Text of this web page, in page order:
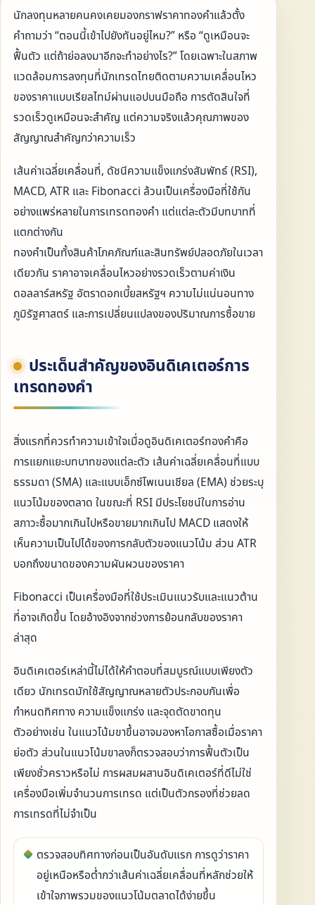
นักลงทุนหลายคนคงเคยมองกราฟราคาทองคำแล้วตั้ง
คำถามว่า “ตอนนี้เข้าไปยังทันอยู่ไหม?” หรือ “ดูเหมือนจะ
ฟื้นตัว แต่ถ้าย่อลงมาอีกจะทำอย่างไร?” โดยเฉพาะในสภาพ
แวดล้อมการลงทุนที่นักเทรดไทยติดตามความเคลื่อนไหว
ของราคาแบบเรียลไทม์ผ่านแอปบนมือถือ การตัดสินใจที่
รวดเร็วดูเหมือนจะสำคัญ แต่ความจริงแล้วคุณภาพของ
สัญญาณสำคัญกว่าความเร็ว
เส้นค่าเฉลี่ยเคลื่อนที่, ดัชนีความแข็งแกร่งสัมพัทธ์ (RSI),
MACD, ATR และ Fibonacci ล้วนเป็นเครื่องมือที่ใช้กัน
อย่างแพร่หลายในการเทรดทองคำ แต่แต่ละตัวมีบทบาทที่
แตกต่างกัน
ทองคำเป็นทั้งสินค้าโภคภัณฑ์และสินทรัพย์ปลอดภัยในเวลา
เดียวกัน ราคาอาจเคลื่อนไหวอย่างรวดเร็วตามค่าเงิน
ดอลลาร์สหรัฐ อัตราดอกเบี้ยสหรัฐฯ ความไม่แน่นอนทาง
ภูมิรัฐศาสตร์ และการเปลี่ยนแปลงของปริมาณการซื้อขาย
ประเด็นสำคัญของอินดิเคเตอร์การ
เทรดทองคำ
สิ่งแรกที่ควรทำความเข้าใจเมื่อดูอินดิเคเตอร์ทองคำคือ
การแยกแยะบทบาทของแต่ละตัว เส้นค่าเฉลี่ยเคลื่อนที่แบบ
ธรรมดา (SMA) และแบบเอ็กซ์โพเนนเชียล (EMA) ช่วยระบุ
แนวโน้มของตลาด ในขณะที่ RSI มีประโยชน์ในการอ่าน
สภาวะซื้อมากเกินไปหรือขายมากเกินไป MACD แสดงให้
เห็นความเป็นไปได้ของการกลับตัวของแนวโน้ม ส่วน ATR
บอกถึงขนาดของความผันผวนของราคา
Fibonacci เป็นเครื่องมือที่ใช้ประเมินแนวรับและแนวต้าน
ที่อาจเกิดขึ้น โดยอ้างอิงจากช่วงการย้อนกลับของราคา
ล่าสุด
อินดิเคเตอร์เหล่านี้ไม่ได้ให้คำตอบที่สมบูรณ์แบบเพียงตัว
เดียว นักเทรดมักใช้สัญญาณหลายตัวประกอบกันเพื่อ
กำหนดทิศทาง ความแข็งแกร่ง และจุดตัดขาดทุน
ตัวอย่างเช่น ในแนวโน้มขาขึ้นอาจมองหาโอกาสซื้อเมื่อราคา
ย่อตัว ส่วนในแนวโน้มขาลงก็ตรวจสอบว่าการฟื้นตัวเป็น
เพียงชั่วคราวหรือไม่ การผสมผสานอินดิเคเตอร์ที่ดีไม่ใช่
เครื่องมือเพิ่มจำนวนการเทรด แต่เป็นตัวกรองที่ช่วยลด
การเทรดที่ไม่จำเป็น
ตรวจสอบทิศทางก่อนเป็นอันดับแรก การดูว่าราคา
อยู่เหนือหรือต่ำกว่าเส้นค่าเฉลี่ยเคลื่อนที่หลักช่วยให้
เข้าใจภาพรวมของแนวโน้มตลาดได้ง่ายขึ้น